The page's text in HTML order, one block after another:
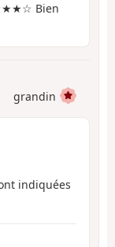
Bien
grandin
indiquées